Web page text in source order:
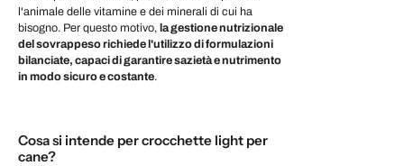
l'animale delle vitamine e dei minerali di cui ha
bisogno. Per questo motivo, la gestione nutrizionale
del sovrappeso richiede l'utilizzo di formulazioni
bilanciate, capaci di garantire sazietà e nutrimento
in modo sicuro e costante.
Cosa si intende per crocchette light per
cane?